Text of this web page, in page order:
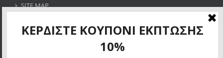
SITE MAP
ΚΕΡΔΙΣΤΕ ΚΟΥΠΟΝΙ ΕΚΠΤΩΣΗΣ 10%